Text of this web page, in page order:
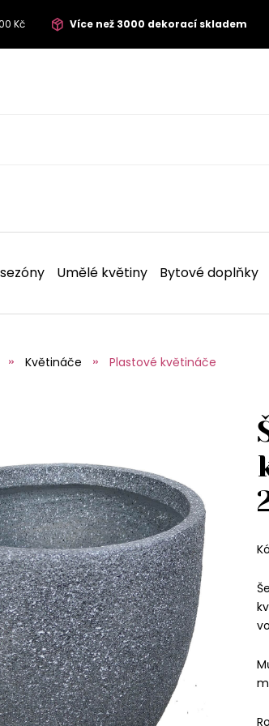
Kč Více než 3000 dekorací skladem
Umělé květiny Bytové doplňky
Květináče Plastové květináče